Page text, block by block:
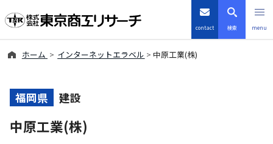
contact 検索 menu
ホーム インターネットエラベル 中原工業(株)
福岡県 建設
中原工業(株)